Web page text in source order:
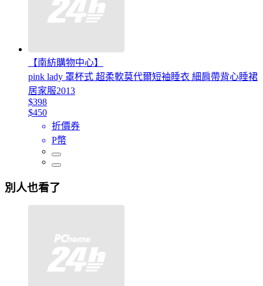
【南紡購物中心】
pink lady 罩杯式 超柔軟莫代爾短袖睡衣 細肩帶背心睡裙
居家服2013
$398
$450
折價券
P幣
別人也看了